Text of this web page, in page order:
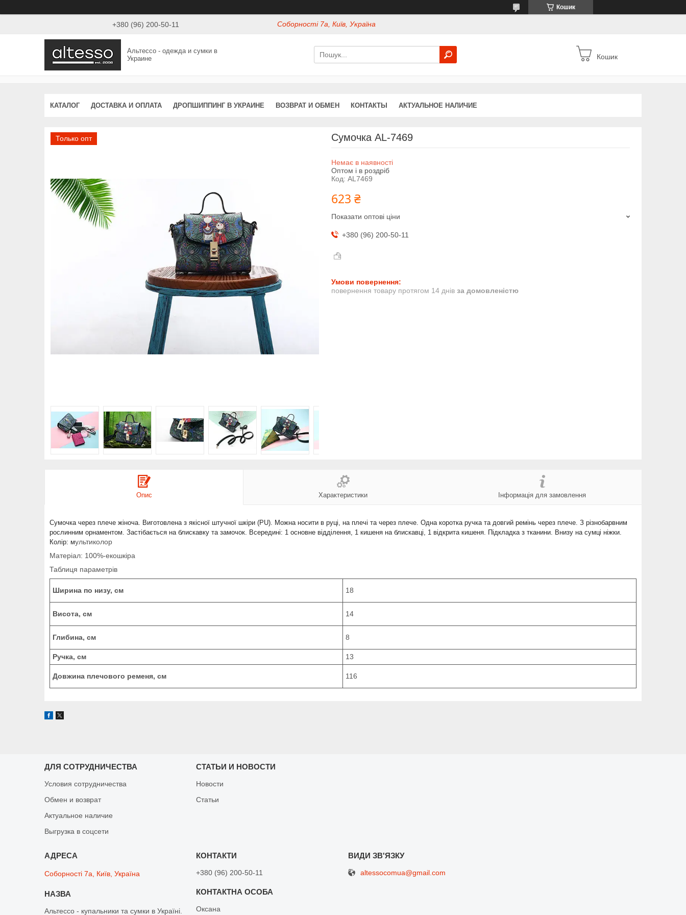
Кошик
+380 (96) 200-50-11 Соборності 7а, Київ, Україна
Альтессо - одежда и сумки в
Украине
Кошик
КАТАЛОГ ДОСТАВКА И ОПЛАТА ДРОПШИППИНГ В УКРАИНЕ ВОЗВРАТ И ОБМЕН КОНТАКТЫ АКТУАЛЬНОЕ НАЛИЧИЕ
Только опт Сумочка AL-7469
Немає в наявності
Оптом і в роздріб
Код: AL7469
623 ₴
Показати оптові ціни
+380 (96) 200-50-11
повернення товару протягом 14 днів за домовленістю
Опис Характеристики Інформація для замовлення
Сумочка через плече жіноча. Виготовлена з якісної штучної шкіри (PU). Можна носити в руці, на плечі та через плече. Одна коротка ручка та довгий ремінь через плече. З різнобарвним
рослинним орнаментом. Застібається на блискавку та замочок. Всередині: 1 основне відділення, 1 кишеня на блискавці, 1 відкрита кишеня. Підкладка з тканини. Внизу на сумці ніжки.
Колір: мультиколор
Матеріал: 100%-екошкіра
Таблиця параметрів
Ширина по низу, см 18
Висота, см 14
Глибина, см 8
Ручка, см 13
Довжина плечового ременя, см 116
ДЛЯ СОТРУДНИЧЕСТВА
Условия сотрудничества
Обмен и возврат
Актуальное наличие
Выгрузка в соцсети
СТАТЬИ И НОВОСТИ
Новости
Статьи
Соборності 7а, Київ, Україна
Альтессо - купальники та сумки в Україні.
+380 (96) 200-50-11
Оксана
altessocomua@gmail.com